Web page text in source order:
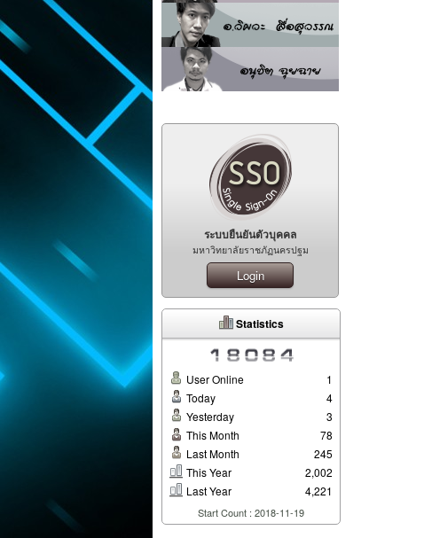
ระบบยืนยันตัวบุคคล
มหาวิทยาลัยราชภัฏนครปฐม
Login
Statistics
User Online
1
Today
4
Yesterday
3
This Month
78
Last Month
245
This Year
2,002
Last Year
4,221
Start Count : 2018-11-19